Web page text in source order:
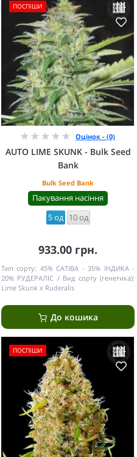
ПОСПІШИ
Оцінок - (0)
AUTO LIME SKUNK - Bulk Seed
Bank
Bulk Seed Bank
Пакування насіння
5 од 10 од
933.00 грн.
Тип сорту: 45% САТІВА - 35% ІНДИКА -
20% РУДЕРАЛІС
Вид сорту (генетика):
Lime Skunk x Ruderalis
До кошика
ПОСПІШИ